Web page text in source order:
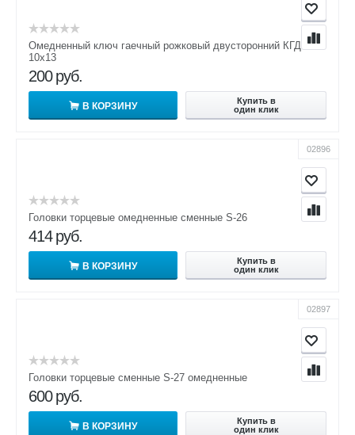
Омедненный ключ гаечный рожковый двусторонний КГД
10х13
200 руб.
В КОРЗИНУ
Купить в
один клик
02896
Головки торцевые омедненные сменные S-26
414 руб.
В КОРЗИНУ
Купить в
один клик
02897
Головки торцевые сменные S-27 омедненные
600 руб.
В КОРЗИНУ
Купить в
один клик